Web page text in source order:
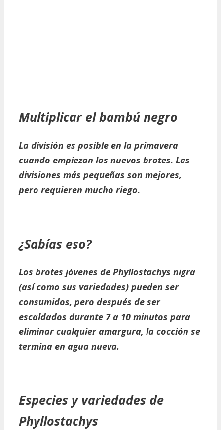
Multiplicar el bambú negro
La división es posible en la primavera
cuando empiezan los nuevos brotes. Las
divisiones más pequeñas son mejores,
pero requieren mucho riego.
¿Sabías eso?
Los brotes jóvenes de Phyllostachys nigra
(así como sus variedades) pueden ser
consumidos, pero después de ser
escaldados durante 7 a 10 minutos para
eliminar cualquier amargura, la cocción se
termina en agua nueva.
Especies y variedades de
Phyllostachys